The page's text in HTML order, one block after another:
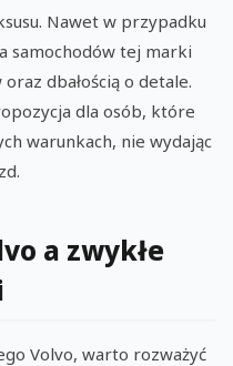
Nawet w przypadku
samochodów tej marki
dbałością o detale.
dla osób, które
warunkach, nie wydając
a zwykłe
Volvo, warto rozważyć